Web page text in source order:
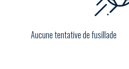
Aucune tentative de fusillade